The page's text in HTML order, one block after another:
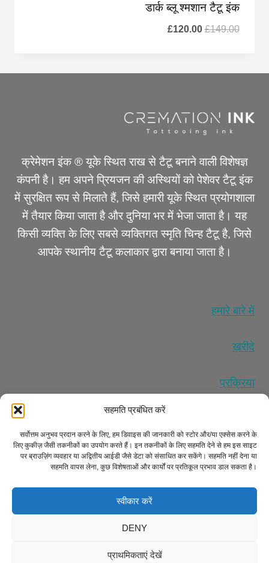
सहमति प्रबंधित करें
सर्वोत्तम अनुभव प्रदान करने के लिए, हम डिवाइस की जानकारी को स्टोर और/या एक्सेस करने के
लिए कुकीज़ जैसी तकनीकों का उपयोग करते हैं। इन तकनीकों के लिए सहमति देने से हम इस साइट
पर ब्राउज़िंग व्यवहार या अद्वितीय आईडी जैसे डेटा को संसाधित कर सकेंगे। सहमति नहीं देना या
सहमति वापस लेना, कुछ विशेषताओं और कार्यों पर प्रतिकूल प्रभाव डाल सकता है।
स्वीकार करें
DENY
प्राथमिकताएं देखें
डार्क ब्लू श्मशान टैटू इंक
£149.00
मूल
£149.00.
£120.00
वर्तमान
£120.00.
क्रेमेशन इंक ® यूके स्थित राख से टैटू बनाने वाली विशेषज्ञ
कंपनी है। हम अपने प्रियजन की अस्थियों को पेशेवर टैटू इंक
में सुरक्षित रूप से मिलाते हैं, जिसे हमारी यूके स्थित प्रयोगशाला
में तैयार किया जाता है और दुनिया भर में भेजा जाता है। यह
किसी व्यक्ति के लिए सबसे व्यक्तिगत स्मृति चिन्ह टैटू है, जिसे
आपके स्थानीय टैटू कलाकार द्वारा बनाया जाता है।
हमारे बारे में
ख़रीदे
प्रक्रिया
कुकी नीति (यूके)
धनवापसी और वापसी नीति
नियमों और शर्तों
साइटमैप|एल.एल.एम.एस